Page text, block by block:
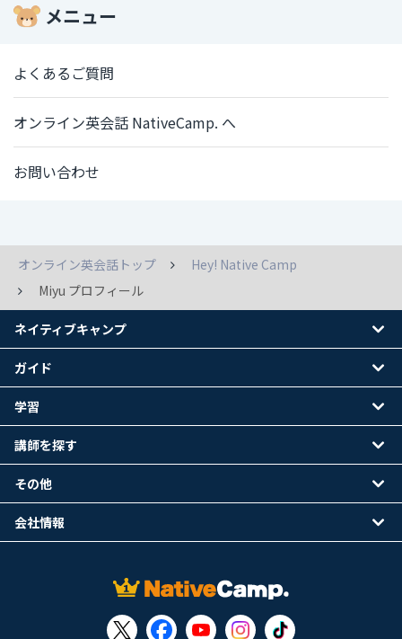
メニュー
よくあるご質問
オンライン英会話 NativeCamp. へ
お問い合わせ
オンライン英会話トップ
Hey! Native Camp
Miyu プロフィール
ネイティブキャンプ
ガイド
学習
講師を探す
その他
会社情報